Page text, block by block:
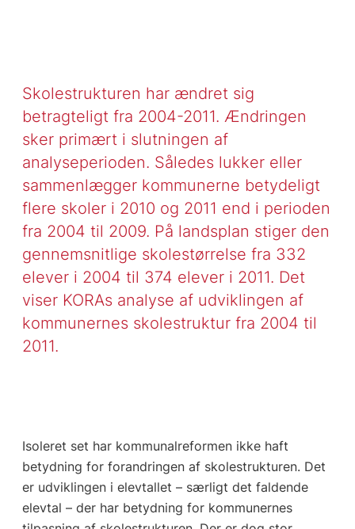
Skolestrukturen har ændret sig
betragteligt fra 2004-2011. Ændringen
sker primært i slutningen af
analyseperioden. Således lukker eller
sammenlægger kommunerne betydeligt
flere skoler i 2010 og 2011 end i perioden
fra 2004 til 2009. På landsplan stiger den
gennemsnitlige skolestørrelse fra 332
elever i 2004 til 374 elever i 2011. Det
viser KORAs analyse af udviklingen af
kommunernes skolestruktur fra 2004 til
2011.
Isoleret set har kommunalreformen ikke haft
betydning for forandringen af skolestrukturen. Det
er udviklingen i elevtallet – særligt det faldende
elevtal – der har betydning for kommunernes